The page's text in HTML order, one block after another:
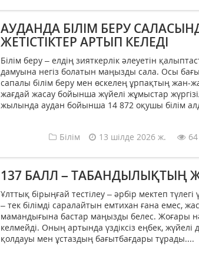
АУДАНДА БІЛІМ БЕРУ
ЖЕТІСТІКТЕР АРТЫП КЕЛЕДІ
Білім беру – елдің зияткерлік әлеуетін
дамуына негіз болатын маңызды сала. Осы
сапалы білім беру мен өскелең ұрпақтың жан-
жағдай жасау бойынша жүйелі жұмыстар
жылында аудан бойынша 14 872 оқушы білім
Білім 13 шілде 2026 ж. 64
137 БАЛЛ – ТАБАНДЫЛЫҚТЫҢ
Ұлттық бірыңғай тестілеу – әрбір мектеп
– тек білімді саралайтын емтихан ғана емес,
мамандығына бастар маңызды белес. Жоғары
келмейді. Оның артында үздіксіз еңбек,
қолдауы мен ұстаздың бағытбағдары тұрады....